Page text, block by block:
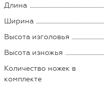
Длина
Ширина
Высота изголовья
Высота изножья
Количество ножек в
комплекте